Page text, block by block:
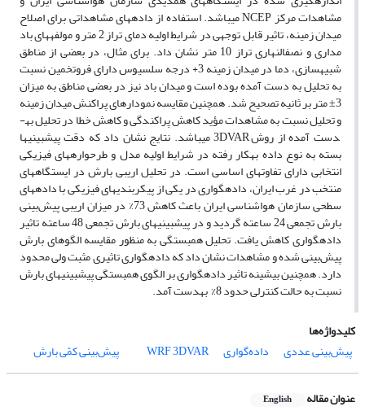
مشاهدات مرکز NCEP می­باشد. استفاده از داده­های مشاهداتی برای اصلاح
میدان زمینه، تاثیر قابل توجهی در شرایط اولیه دمای تراز 2 متر و مولفه­های باد
مداری و نصف­النهاری تراز 10 متر نشان داد. برای مثال، در بعضی از مناطق
شبیه­سازی، دما در میدان زمینه 3+ درجه سلسیوس دارای فروتخمین نسبت
به تحلیل به دست آمده بوده است و میدان باد نیز در بعضی مناطق به میزان
3± متر بر ثانیه تصحیح شد. همچنین مقایسه نمودارهای پراکنش میدان ­زمینه
و تحلیل نسبت به مشاهدات مؤید کاهش پراکندگی و کاهش خطا در تحلیل به­
دست آمده از روش 3DVAR می­باشد. نتایج نشان داد که دقت پیش­بینی­ها
بسته به نوع داده به­کار رفته در شرایط اولیه مدل و طرحواره­های فیزیکی
انتخابی دارای تفاوت­های اساسی است. در تحلیل اریبی بارش در ایستگاه­های
منتخب در غرب ایران، داده­گواری در یکی از پیکربندی­های فیزیکی با داده­های
سطحی سازمان هواشناسی ایران باعث کاهش 73% در میزان اریبی پیش‌بینی
بارش تجمعی 24 ساعته گردید و در پیش­بینی­های بارش تجمعی 48 ساعته تاثیر
داده­گواری کاهش یافت. تحلیل همبستگی به منظور مقایسه الگوهای بارش
پیش‌بینی شده و مشاهدات نشان داد که داده­گواری تاثیری مثبت ولی محدود
دارد. همچنین بیشینه تاثیر داده­گواری بر الگوی همبستگی پیش­بینی­های بارش
نسبت به حالت کنترلی حدود 8% به­دست آمد.
کلیدواژه‌ها
پیش‌بینی عددی
داده‌گواری WRF3DVAR پیش‌بینی کمّی بارش
عنوان مقاله English